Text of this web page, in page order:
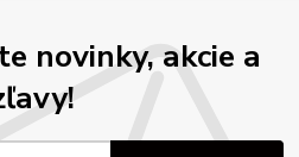
novinky, akcie a